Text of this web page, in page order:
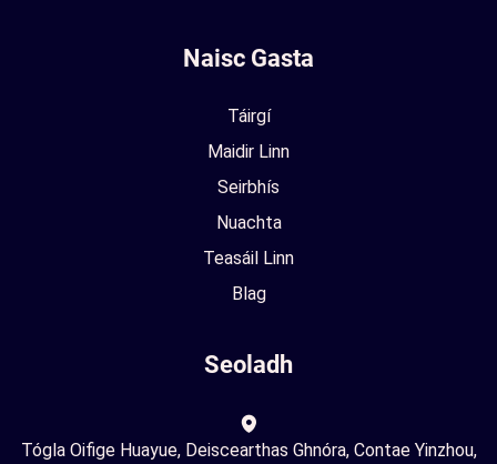
Naisc Gasta
Táirgí
Maidir Linn
Seirbhís
Nuachta
Teasáil Linn
Blag
Seoladh
Tógla Oifige Huayue, Deiscearthas Ghnóra, Contae Yinzhou,